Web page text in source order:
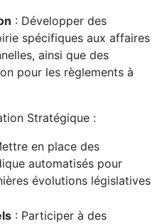
: Développer des
spécifiques aux affaires
ainsi que des
pour les règlements à
Stratégique :
en place des
automatisés pour
évolutions législatives
: Participer à des